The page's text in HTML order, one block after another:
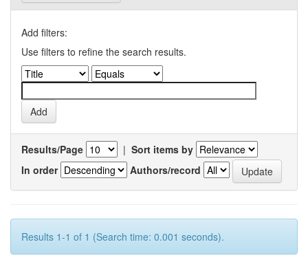
Add filters:
Use filters to refine the search results.
Results/Page | Sort items by
In order
Authors/record
Results 1-1 of 1 (Search time: 0.001 seconds).